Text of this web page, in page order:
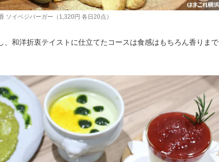
ソイベジバーガー（1,320円 各日20点）
、和洋折衷テイストに仕立てたコースは食感はもちろん香りまで